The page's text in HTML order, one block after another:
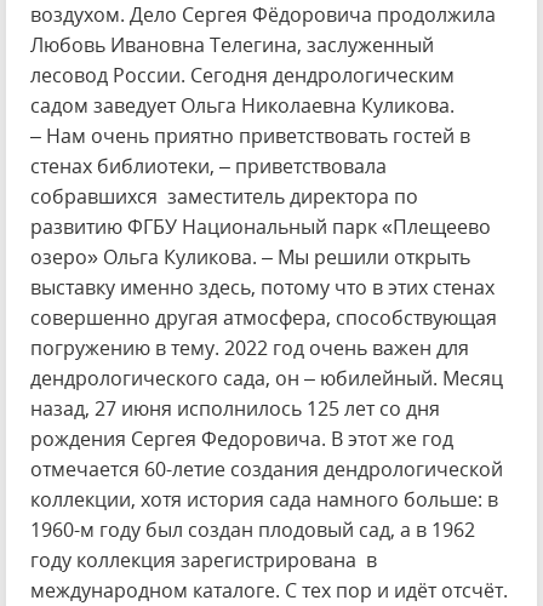
воздухом. Дело Сергея Фёдоровича продолжила
Любовь Ивановна Телегина, заслуженный
лесовод России. Сегодня дендрологическим
садом заведует Ольга Николаевна Куликова.
– Нам очень приятно приветствовать гостей в
стенах библиотеки, – приветствовала
собравшихся заместитель директора по
развитию ФГБУ Национальный парк «Плещеево
озеро» Ольга Куликова. – Мы решили открыть
выставку именно здесь, потому что в этих стенах
совершенно другая атмосфера, способствующая
погружению в тему. 2022 год очень важен для
дендрологического сада, он – юбилейный. Месяц
назад, 27 июня исполнилось 125 лет со дня
рождения Сергея Федоровича. В этот же год
отмечается 60-летие создания дендрологической
коллекции, хотя история сада намного больше: в
1960-м году был создан плодовый сад, а в 1962
году коллекция зарегистрирована в
международном каталоге. С тех пор и идёт отсчёт.